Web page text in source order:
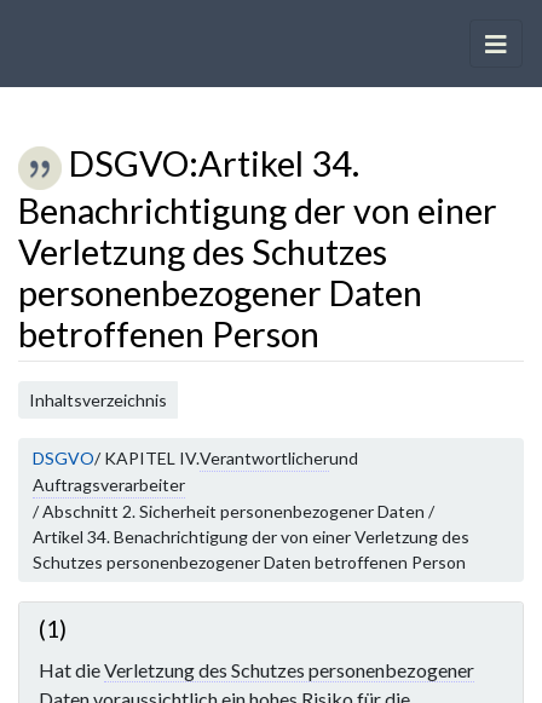
DSGVO:Artikel 34.
Benachrichtigung der von einer
Verletzung des Schutzes
personenbezogener Daten
betroffenen Person
Wechseln zu:Navigation
Inhaltsverzeichnis
DSGVO/ KAPITEL IV.Verantwortlicherund
Auftragsverarbeiter
/ Abschnitt 2. Sicherheit personenbezogener Daten /
Artikel 34. Benachrichtigung der von einer Verletzung des
Schutzes personenbezogener Daten betroffenen Person
(1)
Hat dieVerletzung des Schutzes personenbezogener